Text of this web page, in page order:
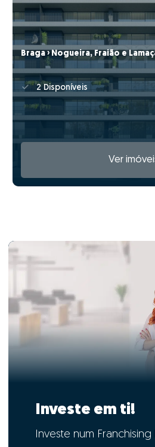
Braga › Nogueira, Fraião e
2 Disponíveis
Ver
Investe em ti!
Investe num